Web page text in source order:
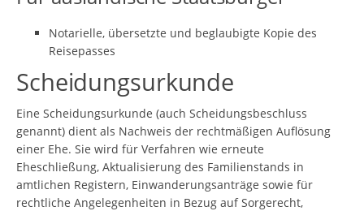
Notarielle, übersetzte und beglaubigte Kopie des
Reisepasses
Scheidungsurkunde
Eine Scheidungsurkunde (auch Scheidungsbeschluss
genannt) dient als Nachweis der rechtmäßigen Auflösung
einer Ehe. Sie wird für Verfahren wie erneute
Eheschließung, Aktualisierung des Familienstands in
amtlichen Registern, Einwanderungsanträge sowie für
rechtliche Angelegenheiten in Bezug auf Sorgerecht,